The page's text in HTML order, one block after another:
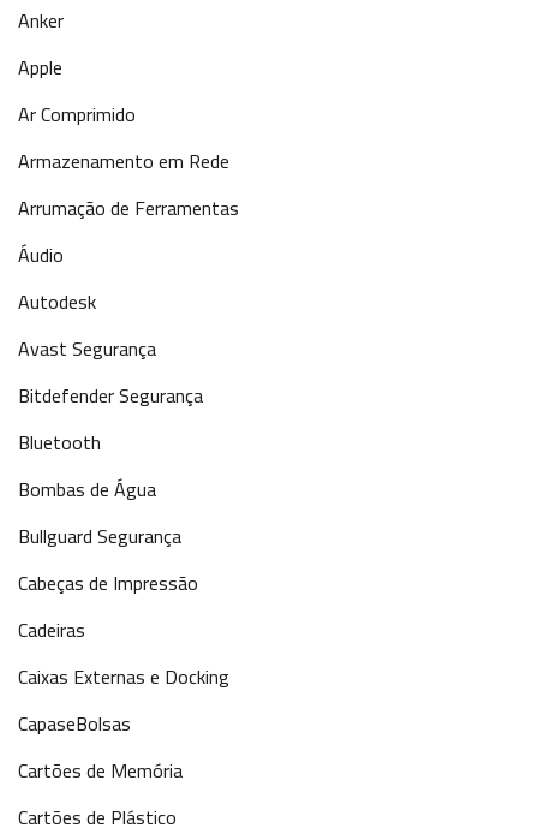
Anker
Apple
Ar Comprimido
Armazenamento em Rede
Arrumação de Ferramentas
Áudio
Autodesk
Avast Segurança
Bitdefender Segurança
Bluetooth
Bombas de Água
Bullguard Segurança
Cabeças de Impressão
Cadeiras
Caixas Externas e Docking
CapaseBolsas
Cartões de Memória
Cartões de Plástico